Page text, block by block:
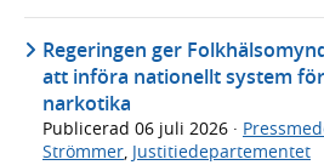
Regeringen ger
att införa nationellt system
narkotika
Publicerad 06 juli 2026 ·
Strömmer, Justitiedepartementet